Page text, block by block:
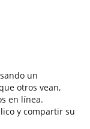
un
otros vean,
en línea.
y compartir su